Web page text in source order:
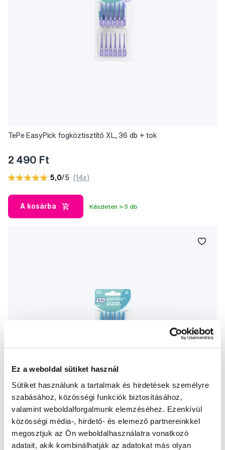
Ez a weboldal sütiket használ
Sütiket használunk a tartalmak és hirdetések személyre
szabásához, közösségi funkciók biztosításához,
valamint weboldalforgalmunk elemzéséhez. Ezenkívül
közösségi média-, hirdető- és elemező partnereinkkel
megosztjuk az Ön weboldalhasználatra vonatkozó
adatait, akik kombinálhatják az adatokat más olyan
TePe EasyPick fogköztisztító XL, 36 db + tok
2 490 Ft
5,0/5 (14x)
A kosárba Készleten > 5 db
TePe EasyPick fogköztisztító M/L, 36 db + tok